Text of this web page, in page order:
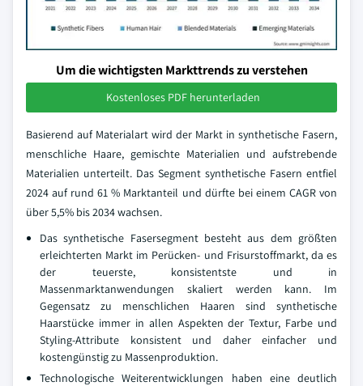
Um die wichtigsten Markttrends zu verstehen
Kostenloses PDF herunterladen
Basierend auf Materialart wird der Markt in synthetische Fasern,
menschliche Haare, gemischte Materialien und aufstrebende
Materialien unterteilt. Das Segment synthetische Fasern entfiel
2024 auf rund 61 % Marktanteil und dürfte bei einem CAGR von
über 5,5% bis 2034 wachsen.
Das synthetische Fasersegment besteht aus dem größten
erleichterten Markt im Perücken- und Frisurstoffmarkt, da es
der teuerste, konsistentste und in
Massenmarktanwendungen skaliert werden kann. Im
Gegensatz zu menschlichen Haaren sind synthetische
Haarstücke immer in allen Aspekten der Textur, Farbe und
Styling-Attribute konsistent und daher einfacher und
kostengünstig zu Massenproduktion.
Technologische Weiterentwicklungen haben eine deutlich